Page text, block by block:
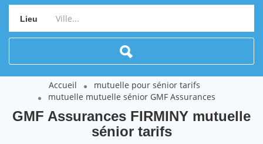
Lieu
Accueil
mutuelle pour sénior tarifs
mutuelle mutuelle sénior GMF Assurances
GMF Assurances FIRMINY mutuelle
sénior tarifs